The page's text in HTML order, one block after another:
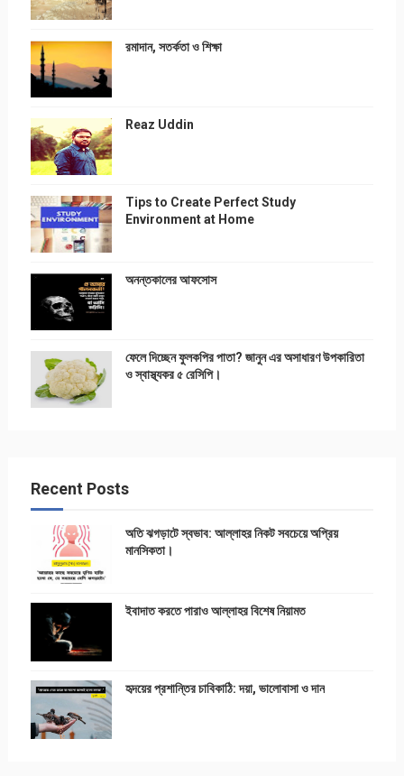
রমাদান, সতর্কতা ও শিক্ষা
Reaz Uddin
Tips to Create Perfect Study
Environment at Home
অনন্তকালের আফসোস
ফেলে দিচ্ছেন ফুলকপির পাতা? জানুন এর অসাধারণ উপকারিতা
ও স্বাস্থ্যকর ৫ রেসিপি।
Recent Posts
অতি ঝগড়াটে স্বভাব: আল্লাহর নিকট সবচেয়ে অপ্রিয়
মানসিকতা।
ইবাদাত করতে পারাও আল্লাহর বিশেষ নিয়ামত
হৃদয়ের প্রশান্তির চাবিকাঠি: দয়া, ভালোবাসা ও দান